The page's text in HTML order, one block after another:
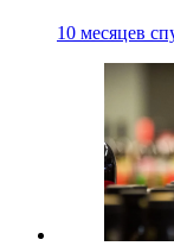
10 месяцев